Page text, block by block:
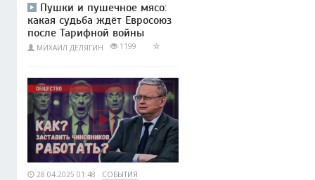
Пушки и пушечное мясо:
какая судьба ждёт Евросоюз
после Тарифной войны
МИХАИЛ ДЕЛЯГИН 1199
28.04.2025 01:48 СОБЫТИЯ